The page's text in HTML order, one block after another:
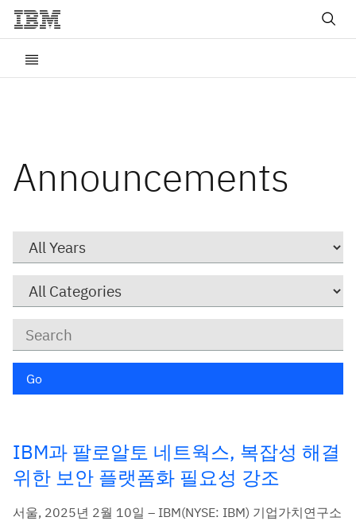
Announcements
Go
IBM과 팔로알토 네트웍스, 복잡성 해결
위한 보안 플랫폼화 필요성 강조
서울, 2025년 2월 10일 – IBM(NYSE: IBM) 기업가치연구소